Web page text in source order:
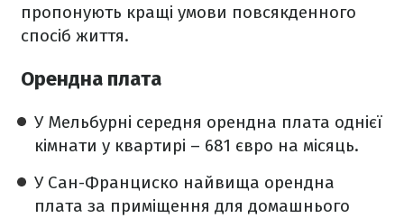
пропонують кращі умови повсякденного
спосіб життя.
Орендна плата
У Мельбурні середня орендна плата однієї
кімнати у квартирі – 681 євро на місяць.
У Сан-Франциско найвища орендна
плата за приміщення для домашнього